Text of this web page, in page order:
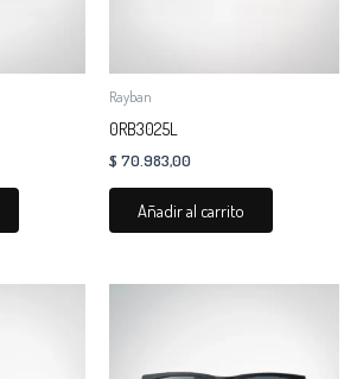
Rayban
0RB3025L
$ 70.983,00
Añadir al carrito